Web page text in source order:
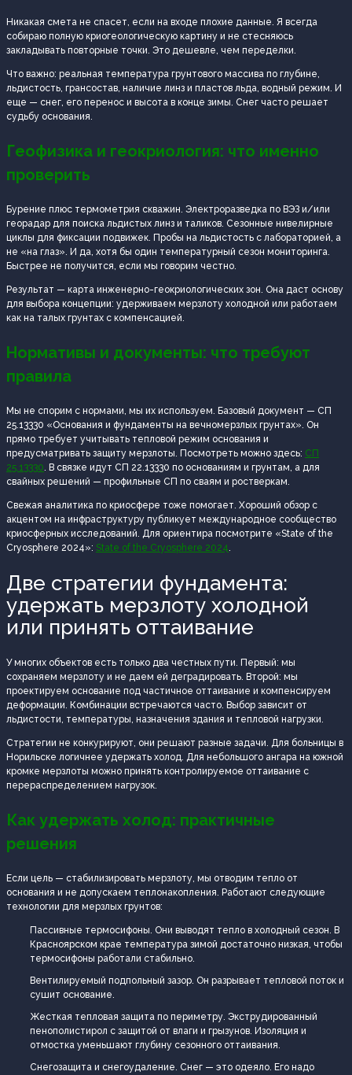
Никакая смета не спасет, если на входе плохие данные. Я всегда
собираю полную криогеологическую картину и не стесняюсь
закладывать повторные точки. Это дешевле, чем переделки.
Что важно: реальная температура грунтового массива по глубине,
льдистость, грансостав, наличие линз и пластов льда, водный режим. И
еще — снег, его перенос и высота в конце зимы. Снег часто решает
судьбу основания.
Геофизика и геокриология: что именно
проверить
Бурение плюс термометрия скважин. Электроразведка по ВЭЗ и/или
георадар для поиска льдистых линз и таликов. Сезонные нивелирные
циклы для фиксации подвижек. Пробы на льдистость с лабораторией, а
не «на глаз». И да, хотя бы один температурный сезон мониторинга.
Быстрее не получится, если мы говорим честно.
Результат — карта инженерно-геокриологических зон. Она даст основу
для выбора концепции: удерживаем мерзлоту холодной или работаем
как на талых грунтах с компенсацией.
Нормативы и документы: что требуют
правила
Мы не спорим с нормами, мы их используем. Базовый документ — СП
25.13330 «Основания и фундаменты на вечномерзлых грунтах». Он
прямо требует учитывать тепловой режим основания и
предусматривать защиту мерзлоты. Посмотреть можно здесь: СП
25.13330. В связке идут СП 22.13330 по основаниям и грунтам, а для
свайных решений — профильные СП по сваям и ростверкам.
Свежая аналитика по криосфере тоже помогает. Хороший обзор с
акцентом на инфраструктуру публикует международное сообщество
криосферных исследований. Для ориентира посмотрите «State of the
Cryosphere 2024»: State of the Cryosphere 2024.
Две стратегии фундамента:
удержать мерзлоту холодной
или принять оттаивание
У многих объектов есть только два честных пути. Первый: мы
сохраняем мерзлоту и не даем ей деградировать. Второй: мы
проектируем основание под частичное оттаивание и компенсируем
деформации. Комбинации встречаются часто. Выбор зависит от
льдистости, температуры, назначения здания и тепловой нагрузки.
Стратегии не конкурируют, они решают разные задачи. Для больницы в
Норильске логичнее удержать холод. Для небольшого ангара на южной
кромке мерзлоты можно принять контролируемое оттаивание с
перераспределением нагрузок.
Как удержать холод: практичные
решения
Если цель — стабилизировать мерзлоту, мы отводим тепло от
основания и не допускаем теплонакопления. Работают следующие
технологии для мерзлых грунтов:
Пассивные термосифоны. Они выводят тепло в холодный сезон. В
Красноярском крае температура зимой достаточно низкая, чтобы
термосифоны работали стабильно.
Вентилируемый подпольный зазор. Он разрывает тепловой поток и
сушит основание.
Жесткая тепловая защита по периметру. Экструдированный
пенополистирол с защитой от влаги и грызунов. Изоляция и
отмостка уменьшают глубину сезонного оттаивания.
Снегозащита и снегоудаление. Снег — это одеяло. Его надо